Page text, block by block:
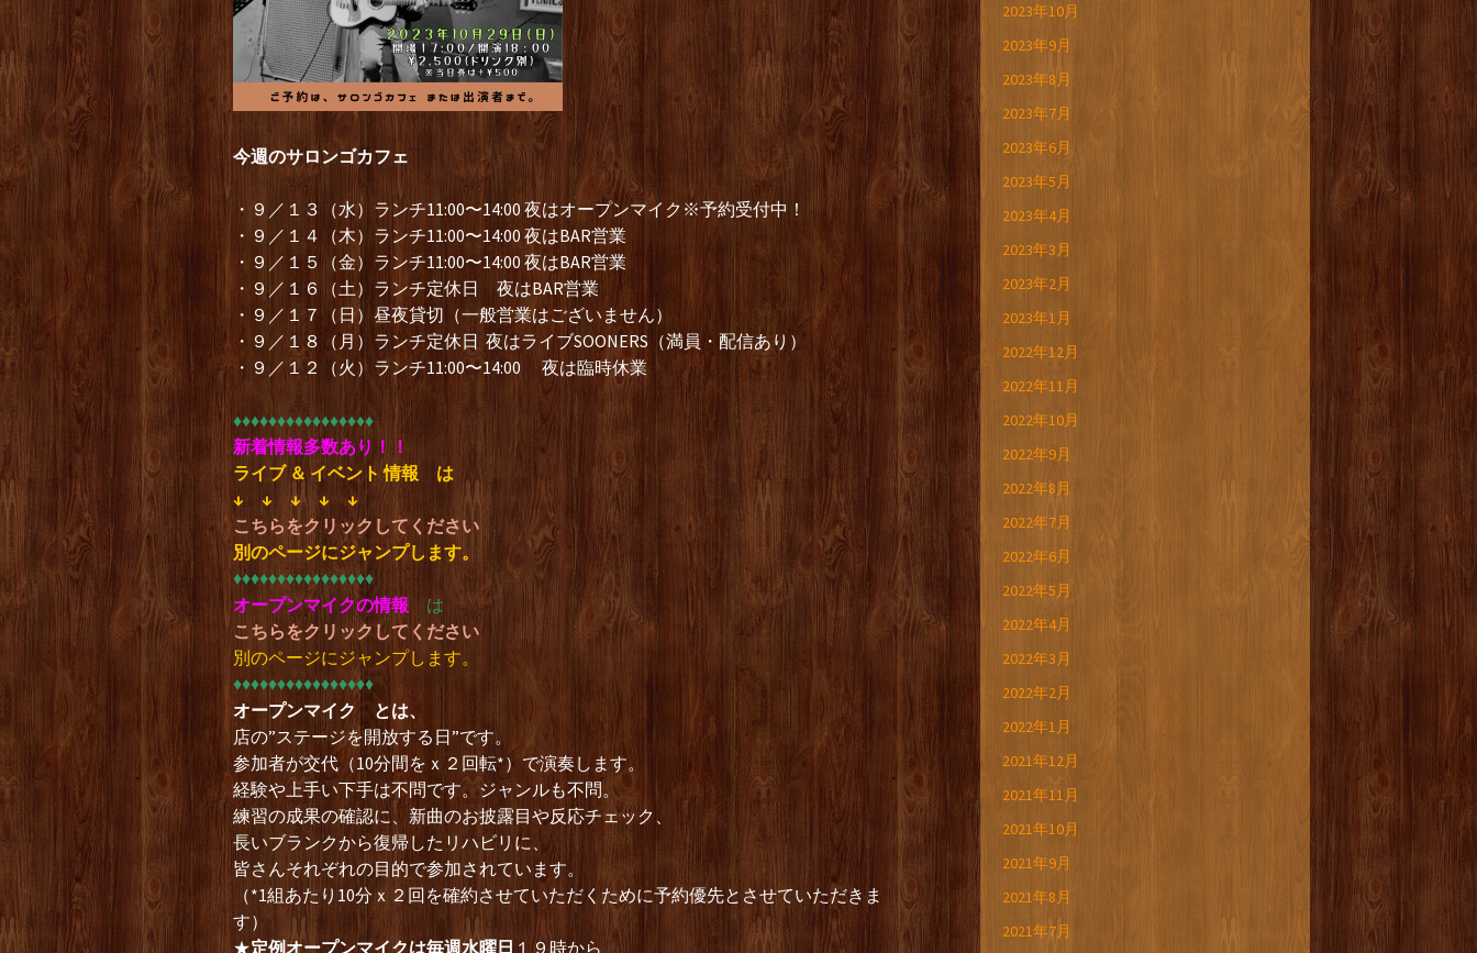
今週のサロンゴカフェ
・９／１３（水）ランチ11:00〜14:00 夜はオープンマイク※予約受付中！
・９／１４（木）ランチ11:00〜14:00 夜はBAR営業
・９／１５（金）ランチ11:00〜14:00 夜はBAR営業
・９／１６（土）ランチ定休日 夜はBAR営業
・９／１７（日）昼夜貸切（一般営業はございません）
・９／１８（月）ランチ定休日 夜はライブSOONERS（満員・配信あり）
・９／１２（火）ランチ11:00〜14:00 夜は臨時休業
♦︎♦︎♦︎♦︎♦︎♦︎♦︎♦︎♦︎♦︎♦︎♦︎♦︎♦︎♦︎♦︎
新着情報多数あり！！
ライブ ＆ イベント 情報 は
↓ ↓ ↓ ↓ ↓
こちらをクリックしてください
別のページにジャンプします。
♦︎♦︎♦︎♦︎♦︎♦︎♦︎♦︎♦︎♦︎♦︎♦︎♦︎♦︎♦︎♦︎
オープンマイクの情報
は
こちらをクリックしてください
別のページにジャンプします。
♦︎♦︎♦︎♦︎♦︎♦︎♦︎♦︎♦︎♦︎♦︎♦︎♦︎♦︎♦︎♦︎
オープンマイク とは、
店の”ステージを開放する日”です。
参加者が交代（10分間をｘ２回転*）で演奏します。
経験や上手い下手は不問です。ジャンルも不問。
練習の成果の確認に、新曲のお披露目や反応チェック、
長いブランクから復帰したリハビリに、
皆さんそれぞれの目的で参加されています。
（*1組あたり10分ｘ２回を確約させていただくために予約優先とさせていただきま
す）
★定例オープンマイクは毎週水曜日 １９時から
2023年10月
2023年9月
2023年8月
2023年7月
2023年6月
2023年5月
2023年4月
2023年3月
2023年2月
2023年1月
2022年12月
2022年11月
2022年10月
2022年9月
2022年8月
2022年7月
2022年6月
2022年5月
2022年4月
2022年3月
2022年2月
2022年1月
2021年12月
2021年11月
2021年10月
2021年9月
2021年8月
2021年7月